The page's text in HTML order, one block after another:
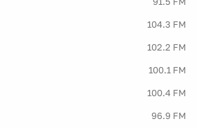
104.3 FM
102.2 FM
100.1 FM
100.4 FM
96.9 FM